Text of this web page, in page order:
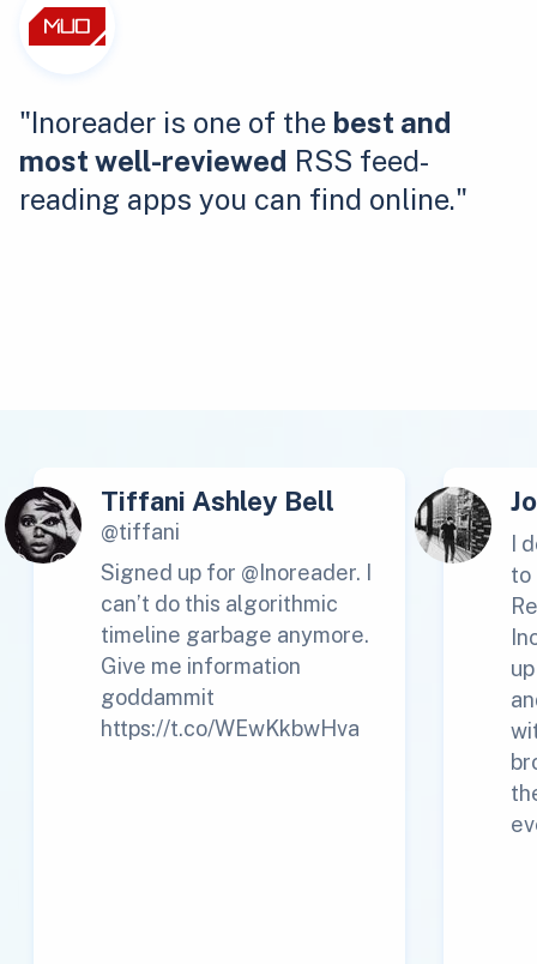
"Inoreader is one of the best and
most well-reviewed RSS feed-
reading apps you can find online."
Tiffani Ashley Bell
@tiffani
Signed up for @Inoreader. I
can’t do this algorithmic
timeline garbage anymore.
Give me information
goddammit
https://t.co/WEwKkbwHva
I
to